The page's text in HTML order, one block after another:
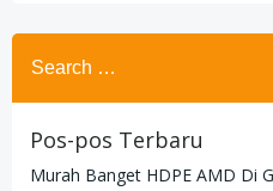
Search
for:
Pos-pos Terbaru
Murah Banget HDPE AMD Di